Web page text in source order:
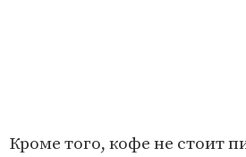
Кроме того, кофе не стоит